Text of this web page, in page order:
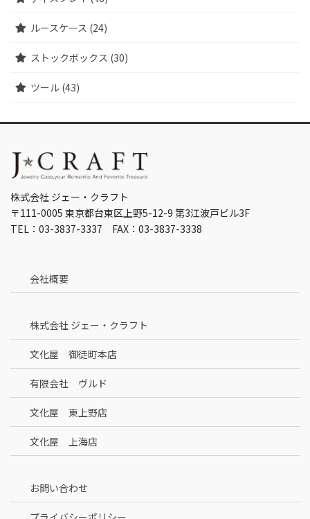
ルースケース (24)
ストックボックス (30)
ツール (43)
株式会社 ジェー・クラフト
〒111-0005 東京都台東区上野5-12-9 第3江波戸ビル3F
TEL：03-3837-3337 FAX：03-3837-3338
会社概要
株式会社 ジェー・クラフト
文化屋 御徒町本店
有限会社 ヴルド
文化屋 東上野店
文化屋 上海店
お問い合わせ